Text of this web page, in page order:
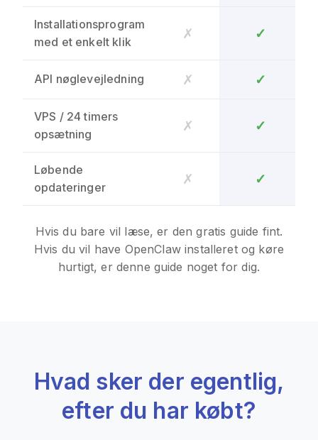
Installationsprogram
med et enkelt klik
✗ ✓
API nøglevejledning ✗ ✓
VPS / 24 timers
opsætning
✗ ✓
Løbende
opdateringer
✗ ✓
Hvis du bare vil læse, er den gratis guide fint.
Hvis du vil have OpenClaw installeret og køre
hurtigt, er denne guide noget for dig.
Hvad sker der egentlig,
efter du har købt?